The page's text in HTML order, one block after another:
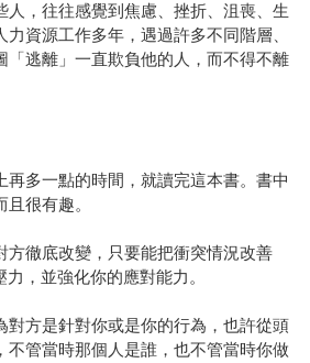
人，往往感覺到焦慮、挫折、沮喪、生
資源工作多年，遇過許多不同階層、
「逃離」一直欺負他的人，而不得不離
再多一點的時間，就讀完這本書。書中
很有趣。
方徹底改變，只要能把衝突情況改善
，並強化你的應對能力。
對方是針對你或是你的行為，也許從頭
不管當時那個人是誰，也不管當時你做